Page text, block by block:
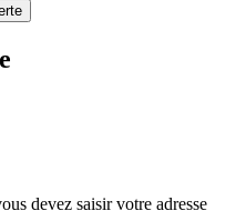
devez saisir votre adresse